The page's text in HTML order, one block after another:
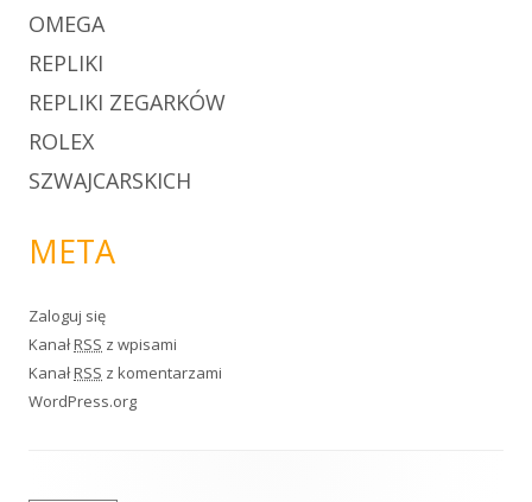
OMEGA
REPLIKI
REPLIKI ZEGARKÓW
ROLEX
SZWAJCARSKICH
META
Zaloguj się
KanałRSS z wpisami
KanałRSS z komentarzami
WordPress.org